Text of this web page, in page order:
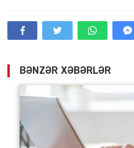
BƏNZƏR XƏBƏRLƏR